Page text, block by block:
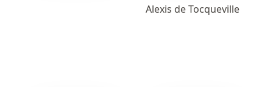
Alexis de Tocqueville